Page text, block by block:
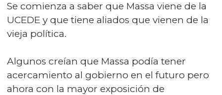
Se comienza a saber que Massa viene de la
UCEDE y que tiene aliados que vienen de la
vieja política.
Algunos creían que Massa podía tener
acercamiento al gobierno en el futuro pero
ahora con la mayor exposición de